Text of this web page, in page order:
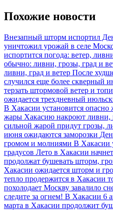
Похожие новости
Внезапный шторм испортил
уничтожил урожай в селе
испортится погода: ветер,
обычно: ливни, грозы, град и
ливни, град и ветер После
случился еще более скверный
терзать штормовой ветер и
ожидается трехдневный
В Хакасии установится опасно
жары Хакасию накроют ливни,
сильной жарой придут грозы,
июня ожидаются заморозки
громом и молниями В Хакасии
градусов Лето в Хакасии
продолжат бушевать шторм,
Хакасии ожидается шторм и
тепло продержится в Хакасии
похолодает Москву завалило
следите за огнем! В Хакасии 6
марта в Хакасии продолжит